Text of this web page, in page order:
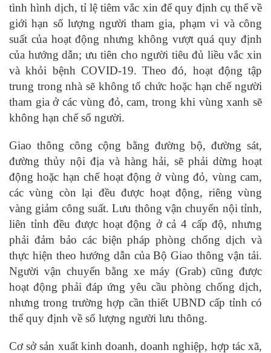
tình hình dịch, tỉ lệ tiêm vắc xin để quy định cụ thể về
giới hạn số lượng người tham gia, phạm vi và công
suất của hoạt động nhưng không vượt quá quy định
của hướng dẫn; ưu tiên cho người tiêu đủ liều vắc xin
và khỏi bệnh COVID-19. Theo đó, hoạt động tập
trung trong nhà sẽ không tổ chức hoặc hạn chế người
tham gia ở các vùng đỏ, cam, trong khi vùng xanh sẽ
không hạn chế số người.
Giao thông công cộng bằng đường bộ, đường sát,
đường thủy nội địa và hàng hải, sẽ phải dừng hoạt
động hoặc hạn chế hoạt động ở vùng đỏ, vùng cam,
các vùng còn lại đều được hoạt động, riêng vùng
vàng giảm công suất. Lưu thông vận chuyển nội tỉnh,
liên tỉnh đều được hoạt động ở cả 4 cấp độ, nhưng
phải đảm bảo các biện pháp phòng chống dịch và
thực hiện theo hướng dẫn của Bộ Giao thông vận tải.
Người vận chuyển bằng xe máy (Grab) cũng được
hoạt động phải đáp ứng yêu cầu phòng chống dịch,
nhưng trong trường hợp cần thiết UBND cấp tỉnh có
thể quy định về số lượng người lưu thông.
Cơ sở sản xuất kinh doanh, doanh nghiệp, hợp tác xã,